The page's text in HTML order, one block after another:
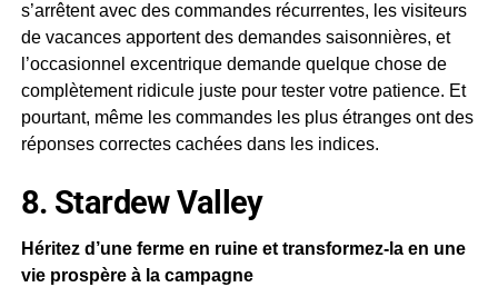
s’arrêtent avec des commandes récurrentes, les visiteurs
de vacances apportent des demandes saisonnières, et
l’occasionnel excentrique demande quelque chose de
complètement ridicule juste pour tester votre patience. Et
pourtant, même les commandes les plus étranges ont des
réponses correctes cachées dans les indices.
8. Stardew Valley
Héritez d’une ferme en ruine et transformez-la en une
vie prospère à la campagne